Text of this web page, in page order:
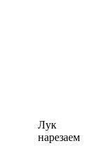
Лук
нарезаем